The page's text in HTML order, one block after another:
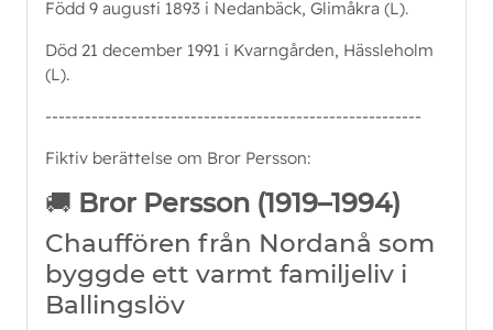
Född 9 augusti 1893 i Nedanbäck, Glimåkra (L).
Död 21 december 1991 i Kvarngården, Hässleholm
(L).
---------------------------------------------------------
Fiktiv berättelse om Bror Persson:
🚚 Bror Persson (1919–1994)
Chauffören från Nordanå som
byggde ett varmt familjeliv i
Ballingslöv